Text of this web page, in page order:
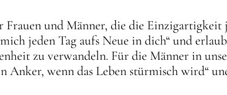
Frauen und Männer, die die Einzigartigkeit
jeden Tag aufs Neue in dich“ und
zu verwandeln. Für die Männer in
Anker, wenn das Leben stürmisch wird“